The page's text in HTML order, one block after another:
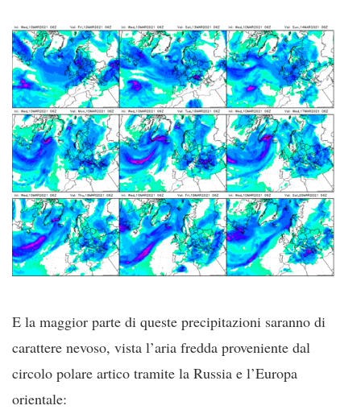
E la maggior parte di queste precipitazioni saranno di
carattere nevoso, vista l’aria fredda proveniente dal
circolo polare artico tramite la Russia e l’Europa
orientale: